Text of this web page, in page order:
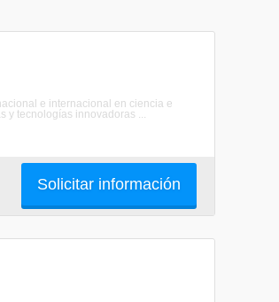
e internacional en ciencia e
y tecnologías innovadoras ...
Solicitar información